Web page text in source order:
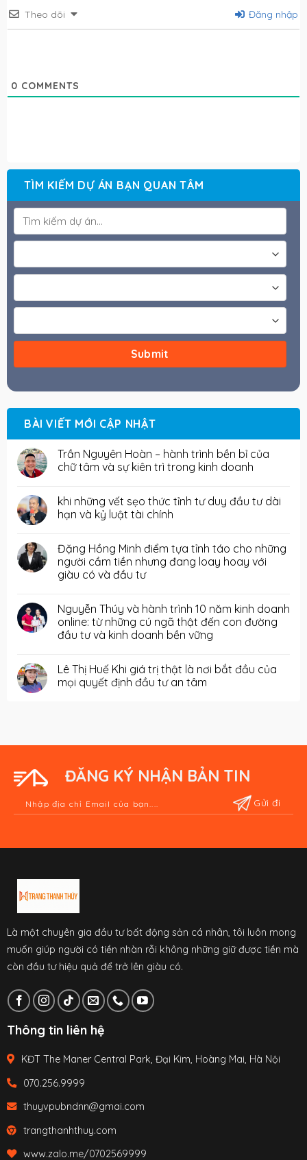
Theo dõi Đăng nhập
0 COMMENTS
TÌM KIẾM DỰ ÁN BẠN QUAN TÂM
BÀI VIẾT MỚI CẬP NHẬT
Trần Nguyên Hoàn – hành trình bền bỉ của
chữ tâm và sự kiên trì trong kinh doanh
khi những vết sẹo thức tỉnh tư duy đầu tư dài
hạn và kỷ luật tài chính
Đặng Hồng Minh điểm tựa tỉnh táo cho những
người cầm tiền nhưng đang loay hoay với
giàu có và đầu tư
Nguyễn Thúy và hành trình 10 năm kinh doanh
online: từ những cú ngã thật đến con đường
đầu tư và kinh doanh bền vững
Lê Thị Huế Khi giá trị thật là nơi bắt đầu của
mọi quyết định đầu tư an tâm
ĐĂNG KÝ NHẬN BẢN TIN
Là một chuyên gia đầu tư bất động sản cá nhân, tôi luôn mong
muốn giúp người có tiền nhàn rỗi không những giữ được tiền mà
còn đầu tư hiệu quả để trở lên giàu có.
Thông tin liên hệ
KĐT The Maner Central Park, Đại Kim, Hoàng Mai, Hà Nội
070.256.9999
thuyvpubndnn@gmai.com
trangthanhthuy.com
www.zalo.me/0702569999